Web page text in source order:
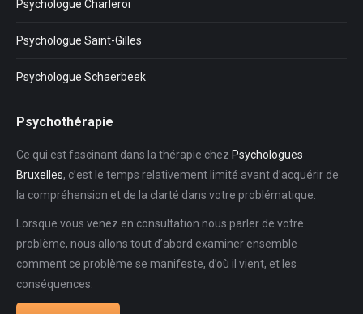
Psychologue Charleroi
Psychologue Saint-Gilles
Psychologue Schaerbeek
Psychothérapie
Ce qui est fascinant dans la thérapie chez Psychologues
Bruxelles, c’est le temps relativement limité avant d’acquérir de
la compréhension et de la clarté dans votre problématique.
Lorsque vous venez en consultation nous parler de votre
problème, nous allons tout d’abord examiner ensemble
comment ce problème se manifeste, d’où il vient, et les
conséquences.